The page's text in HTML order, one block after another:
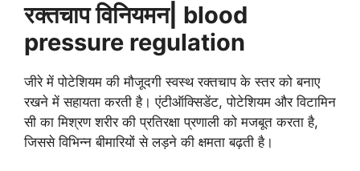
रक्तचाप विनियमन| blood
pressure regulation
जीरे में पोटेशियम की मौजूदगी स्वस्थ रक्तचाप के स्तर को बनाए
रखने में सहायता करती है। एंटीऑक्सिडेंट, पोटेशियम और विटामिन
सी का मिश्रण शरीर की प्रतिरक्षा प्रणाली को मजबूत करता है,
जिससे विभिन्न बीमारियों से लड़ने की क्षमता बढ़ती है।